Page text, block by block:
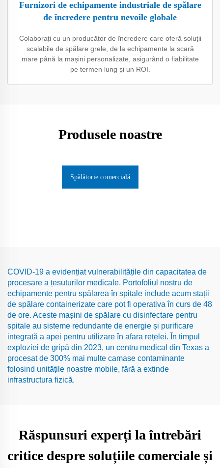
Furnizori de echipamente industriale de spălare
de încredere pentru nevoile globale
Colaborați cu un producător de încredere care oferă soluții
scalabile de spălare grele, de la echipamente la scară
mare până la mașini personalizate, asigurând o fiabilitate
pe termen lung și un ROI.
Produsele noastre
Spălătorie comercială
COVID-19 a evidențiat vulnerabilitățile din capacitatea de
procesare a țesuturilor medicale. Portofoliul nostru de
echipamente pentru spălarea în spitale include acum stații
de spălare containerizate care pot fi operativa în curs de 48
de ore. Aceste mașini de spălare cu disinfectare pentru
spitale au sisteme redundante de energie și purificare
integrată a apei pentru utilizare în afara rețelei. În timpul
exploziei de gripă din 2023, un centru medical din Texas a
procesat de 300% mai multe camase contaminante
folosind unitățile noastre mobile, fără a extinde
infrastructura fizică.
Răspunsuri experți la întrebări
critice despre soluțiile comerciale și